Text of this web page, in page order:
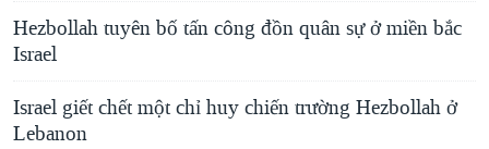
Hezbollah tuyên bố tấn công đồn quân sự ở miền bắc
Israel
Israel giết chết một chỉ huy chiến trường Hezbollah ở
Lebanon